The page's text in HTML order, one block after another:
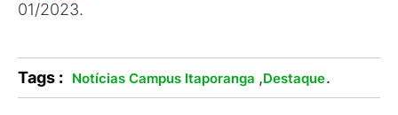
01/2023.
Tags : Notícias Campus Itaporanga ,Destaque.